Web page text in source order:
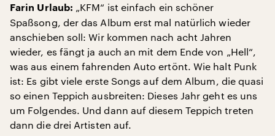
Farin Urlaub: „KFM“ ist einfach ein schöner
Spaßsong, der das Album erst mal natürlich wieder
anschieben soll: Wir kommen nach acht Jahren
wieder, es fängt ja auch an mit dem Ende von „Hell“,
was aus einem fahrenden Auto ertönt. Wie halt Punk
ist: Es gibt viele erste Songs auf dem Album, die quasi
so einen Teppich ausbreiten: Dieses Jahr geht es uns
um Folgendes. Und dann auf diesem Teppich treten
dann die drei Artisten auf.